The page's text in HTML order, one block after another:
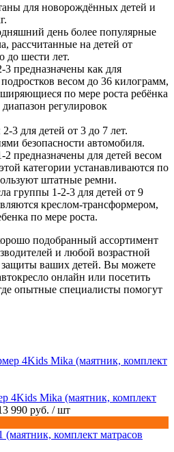
для новорождённых детей и
день более популярные
рассчитанные на детей от
до шести лет.
предназначены как для
весом до 36 килограмм,
по мере роста ребёнка
регулировок
3 для детей от 3 до 7 лет.
безопасности автомобиля.
предназначены для детей весом
категории устанавливаются по
штатные ремни.
группы 1-2-3 для детей от 9
креслом-трансформером,
по мере роста.
подобранный ассортимент
и любой возрастной
защиты ваших детей. Вы можете
онлайн или посетить
опытные специалисты помогут
4Kids Mika (маятник, комплект
990 руб. / шт